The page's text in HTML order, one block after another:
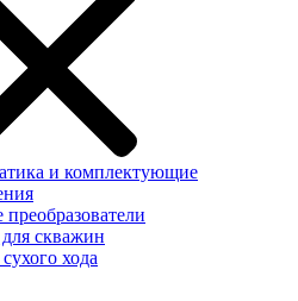
и комплектующие
скважин
хода